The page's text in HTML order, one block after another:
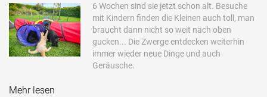
6 Wochen sind sie jetzt schon alt. Besuche
mit Kindern finden die Kleinen auch toll, man
braucht dann nicht so weit nach oben
gucken... Die Zwerge entdecken weiterhin
immer wieder neue Dinge und auch
Geräusche.
Mehr lesen